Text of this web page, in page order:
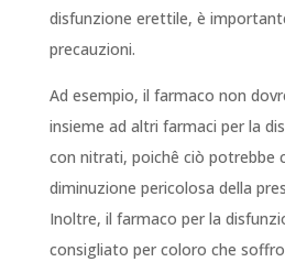
disfunzione erettile, è
precauzioni.
Ad esempio, il farmaco non
insieme ad altri farmaci per la
con nitrati, poichê ciò potrebbe
diminuzione pericolosa della
Inoltre, il farmaco per la
consigliato per coloro che